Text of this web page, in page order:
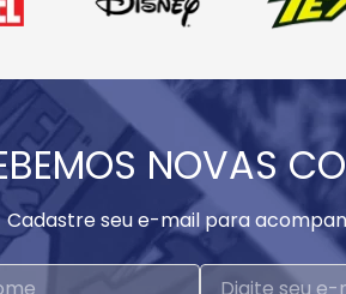
NOVAS
Cadastre seu e-mail para